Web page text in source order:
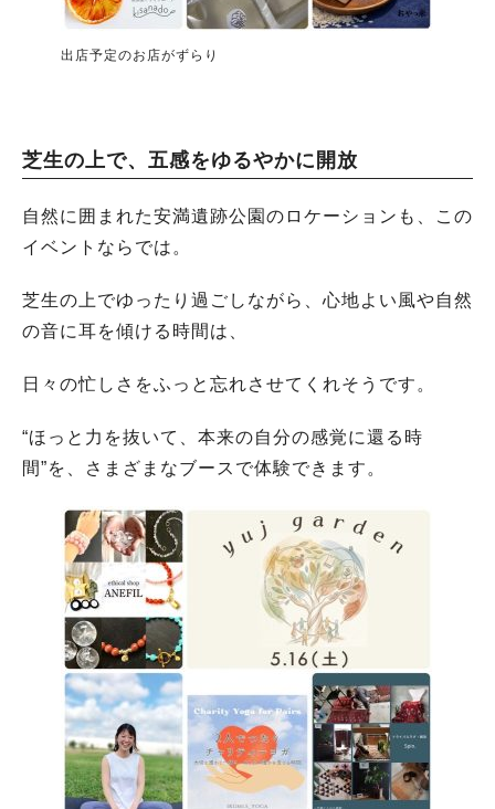
出店予定のお店がずらり
芝生の上で、五感をゆるやかに開放
自然に囲まれた安満遺跡公園のロケーションも、この
イベントならでは。
芝生の上でゆったり過ごしながら、心地よい風や自然
の音に耳を傾ける時間は、
日々の忙しさをふっと忘れさせてくれそうです。
“ほっと力を抜いて、本来の自分の感覚に還る時
間”を、さまざまなブースで体験できます。